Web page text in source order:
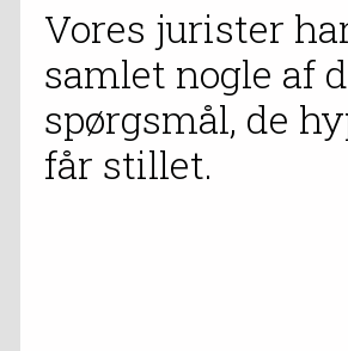
Vores jurister
samlet nogle af
spørgsmål, de
får stillet.